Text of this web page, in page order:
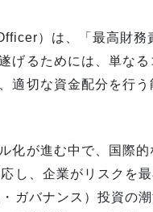
）は、「最高財務
げるためには、単なる
適切な資金配分を行
化が進む中で、国際
し、企業がリスクを
ガバナンス）投資の